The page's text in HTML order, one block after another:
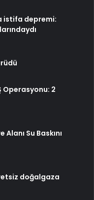
istifa depremi:
Operasyonu: 2
Alanı Su Baskını
doğalgaza